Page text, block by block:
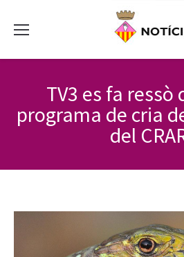
TV3 es fa ressò
programa de cria
del